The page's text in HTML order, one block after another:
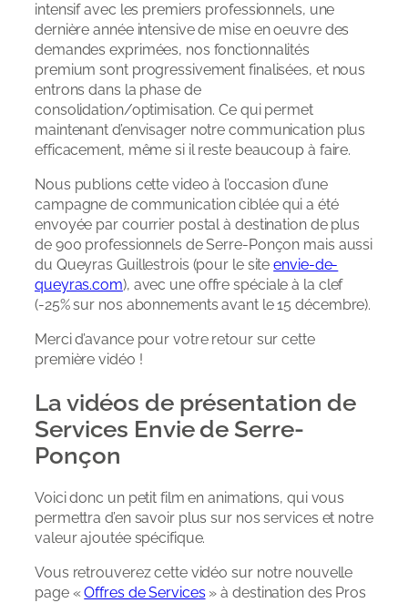
intensif avec les premiers professionnels, une
dernière année intensive de mise en oeuvre des
demandes exprimées, nos fonctionnalités
premium sont progressivement finalisées, et nous
entrons dans la phase de
consolidation/optimisation. Ce qui permet
maintenant d’envisager notre communication plus
efficacement, même si il reste beaucoup à faire.
Nous publions cette video à l’occasion d’une
campagne de communication ciblée qui a été
envoyée par courrier postal à destination de plus
de 900 professionnels de Serre-Ponçon mais aussi
du Queyras Guillestrois (pour le siteenvie-de-
queyras.com), avec une offre spéciale à la clef
(-25% sur nos abonnements avant le 15 décembre).
Merci d’avance pour votre retour sur cette
première vidéo !
La vidéos de présentation de
Services Envie de Serre-
Ponçon
Voici donc un petit film en animations, qui vous
permettra d’en savoir plus sur nos services et notre
valeur ajoutée spécifique.
Vous retrouverez cette vidéo sur notre nouvelle
page «Offres de Services » à destination des Pros